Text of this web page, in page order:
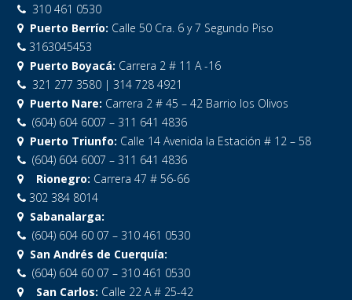
310 461 0530
Puerto Berrío: Calle 50 Cra. 6 y 7 Segundo Piso
3163045453
Puerto Boyacá: Carrera 2 # 11 A -16
321 277 3580 | 314 728 4921
Puerto Nare: Carrera 2 # 45 – 42 Barrio los Olivos
(604) 604 6007 – 311 641 4836
Puerto Triunfo: Calle 14 Avenida la Estación # 12 – 58
(604) 604 6007 – 311 641 4836
Rionegro: Carrera 47 # 56-66
302 384 8014
Sabanalarga:
(604) 604 60 07 – 310 461 0530
San Andrés de Cuerquía:
(604) 604 60 07 – 310 461 0530
San Carlos: Calle 22 A # 25-42